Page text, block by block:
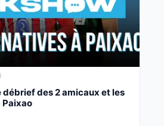
débrief des 2 amicaux et les
Paixao